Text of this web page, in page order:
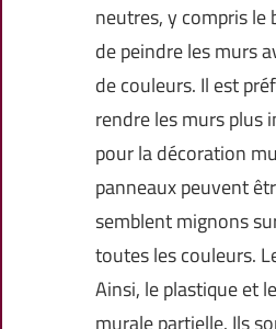
neutres, y compris le
de peindre les murs
de couleurs. Il est
rendre les murs plus
pour la décoration
panneaux peuvent
semblent mignons
toutes les couleurs.
Ainsi, le plastique et